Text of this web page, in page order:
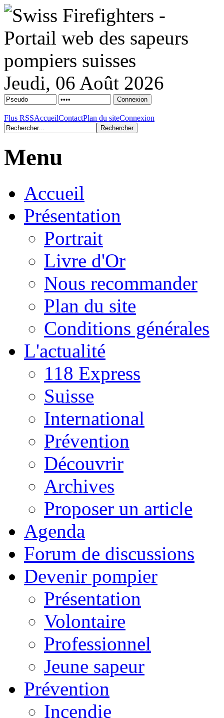
Jeudi, 06 Août 2026
Flus RSSAccueilContactPlan du siteConnexion
Menu
Accueil
Présentation
Portrait
Livre d'Or
Nous recommander
Plan du site
Conditions générales
L'actualité
118 Express
Suisse
International
Prévention
Découvrir
Archives
Proposer un article
Agenda
Forum de discussions
Devenir pompier
Présentation
Volontaire
Professionnel
Jeune sapeur
Prévention
Incendie